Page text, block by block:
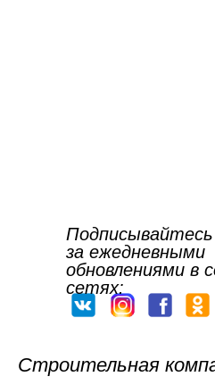
за ежедневными
обновлениями в
сетях:
Строительная